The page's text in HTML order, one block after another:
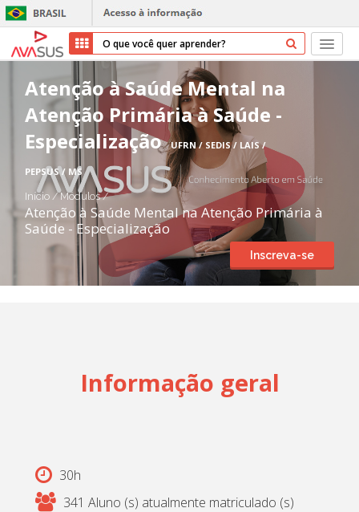
Início
Cursos
Parceiros
Sobre nós
Transparência
Repositório
Cadastrar
Atenção à Saúde Mental na
Atenção Primária à Saúde -
Especialização UFRN / SEDIS / LAIS /
PEPSUS / MS
Início / Módulos/
Atenção à Saúde Mental na Atenção Primária à
Saúde - Especialização
Inscreva-se
Informação geral
30h
341 Aluno (s) atualmente matriculado (s)